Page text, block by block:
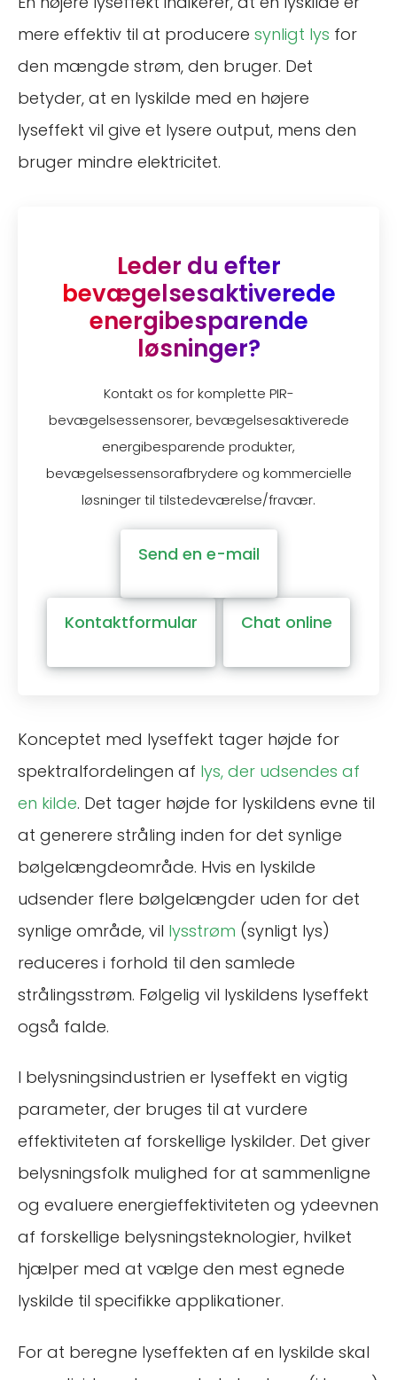
mere effektiv til at producere synligt lys for
den mængde strøm, den bruger. Det
betyder, at en lyskilde med en højere
lyseffekt vil give et lysere output, mens den
bruger mindre elektricitet.
Leder du efter
bevægelsesaktiverede
energibesparende
løsninger?
Kontakt os for komplette PIR-
bevægelsessensorer, bevægelsesaktiverede
energibesparende produkter,
bevægelsessensorafbrydere og kommercielle
løsninger til tilstedeværelse/fravær.
Send en e-mail
Kontaktformular Chat online
Konceptet med lyseffekt tager højde for
spektralfordelingen af lys, der udsendes af
en kilde. Det tager højde for lyskildens evne til
at generere stråling inden for det synlige
bølgelængdeområde. Hvis en lyskilde
udsender flere bølgelængder uden for det
synlige område, vil lysstrøm (synligt lys)
reduceres i forhold til den samlede
strålingsstrøm. Følgelig vil lyskildens lyseffekt
også falde.
I belysningsindustrien er lyseffekt en vigtig
parameter, der bruges til at vurdere
effektiviteten af forskellige lyskilder. Det giver
belysningsfolk mulighed for at sammenligne
og evaluere energieffektiviteten og ydeevnen
af forskellige belysningsteknologier, hvilket
hjælper med at vælge den mest egnede
lyskilde til specifikke applikationer.
For at beregne lyseffekten af en lyskilde skal